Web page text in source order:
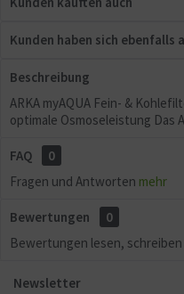
Kunden haben sich ebenfalls
Beschreibung
ARKA myAQUA Fein- &
optimale Osmoseleistung Das
FAQ
0
Fragen und Antworten mehr
Bewertungen
0
Bewertungen lesen,
Newsletter